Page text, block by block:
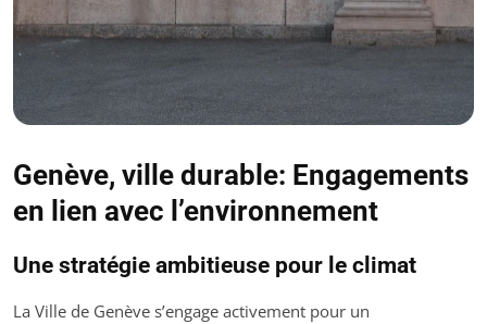
Genève, ville durable: Engagements
en lien avec l’environnement
Une stratégie ambitieuse pour le climat
La Ville de Genève s’engage activement pour un